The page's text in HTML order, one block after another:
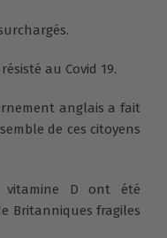
au Covid 19.
anglais a fait
de ces citoyens
vitamine D ont été
Britanniques fragiles